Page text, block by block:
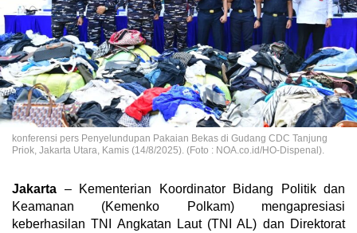
konferensi pers Penyelundupan Pakaian Bekas di Gudang CDC Tanjung
Priok, Jakarta Utara, Kamis (14/8/2025). (Foto : NOA.co.id/HO-Dispenal).
Jakarta – Kementerian Koordinator Bidang Politik dan
Keamanan (Kemenko Polkam) mengapresiasi
keberhasilan TNI Angkatan Laut (TNI AL) dan Direktorat